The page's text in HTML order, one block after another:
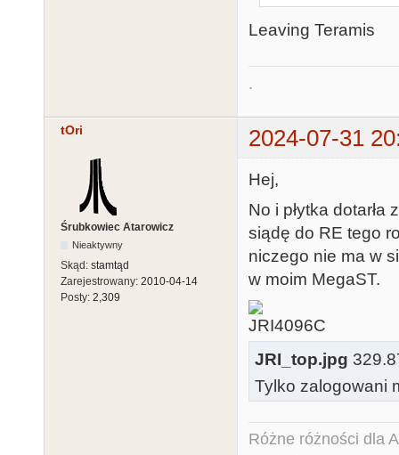
Leaving Teramis
.
tOri 2024-07-31
Śrubkowiec Atarowicz
Nieaktywny
Skąd: stamtąd
Zarejestrowany: 2010-04-14
Posty: 2,309
Hej,
No i płytka
siądę do RE tego
niczego nie ma w
w moim MegaST.
JRI_top.jpg
Tylko zalogowani
Różne różności dla